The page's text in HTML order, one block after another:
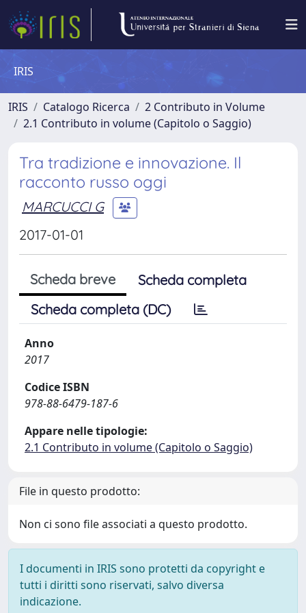
IRIS
IRIS Catalogo Ricerca
2 Contributo in Volume
2.1 Contributo in volume (Capitolo o Saggio)
Tra tradizione e innovazione. Il
racconto russo oggi
MARCUCCI G
2017-01-01
Scheda breve
Scheda completa
Scheda completa (DC)
Anno
2017
Codice ISBN
978-88-6479-187-6
Appare nelle tipologie:
2.1 Contributo in volume (Capitolo o Saggio)
File in questo prodotto:
Non ci sono file associati a questo prodotto.
I documenti in IRIS sono protetti da copyright e
tutti i diritti sono riservati, salvo diversa
indicazione.